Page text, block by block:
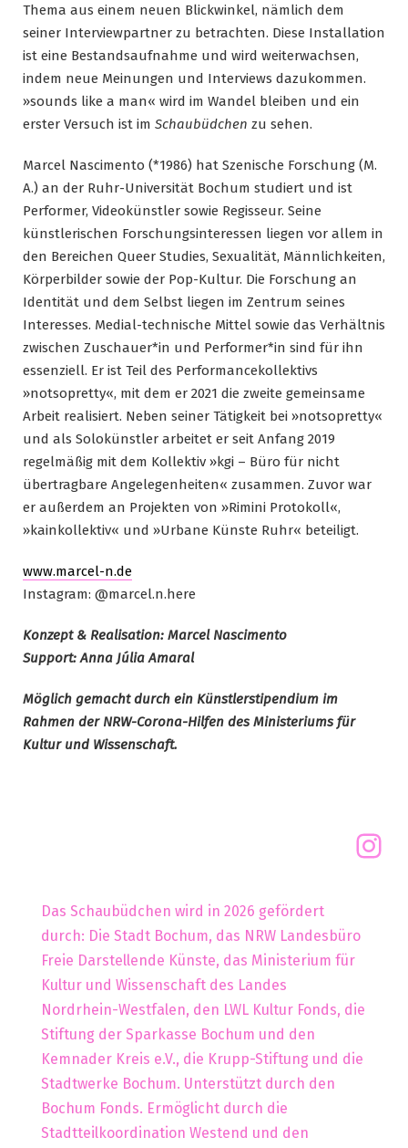
Thema aus einem neuen Blickwinkel, nämlich dem
seiner Interviewpartner zu betrachten. Diese Installation
ist eine Bestandsaufnahme und wird weiterwachsen,
indem neue Meinungen und Interviews dazukommen.
»sounds like a man« wird im Wandel bleiben und ein
erster Versuch ist im Schaubüdchen zu sehen.
Marcel Nascimento (*1986) hat Szenische Forschung (M.
A.) an der Ruhr-Universität Bochum studiert und ist
Performer, Videokünstler sowie Regisseur. Seine
künstlerischen Forschungsinteressen liegen vor allem in
den Bereichen Queer Studies, Sexualität, Männlichkeiten,
Körperbilder sowie der Pop-Kultur. Die Forschung an
Identität und dem Selbst liegen im Zentrum seines
Interesses. Medial-technische Mittel sowie das Verhältnis
zwischen Zuschauer*in und Performer*in sind für ihn
essenziell. Er ist Teil des Performancekollektivs
»notsopretty«, mit dem er 2021 die zweite gemeinsame
Arbeit realisiert. Neben seiner Tätigkeit bei »notsopretty«
und als Solokünstler arbeitet er seit Anfang 2019
regelmäßig mit dem Kollektiv »kgi – Büro für nicht
übertragbare Angelegenheiten« zusammen. Zuvor war
er außerdem an Projekten von »Rimini Protokoll«,
»kainkollektiv« und »Urbane Künste Ruhr« beteiligt.
www.marcel-n.de
Instagram: @marcel.n.here
Konzept & Realisation: Marcel Nascimento
Support: Anna Júlia Amaral
Möglich gemacht durch ein Künstlerstipendium im
Rahmen der NRW-Corona-Hilfen des Ministeriums für
Kultur und Wissenschaft.
Das Schaubüdchen wird in 2026 gefördert
durch: Die Stadt Bochum, das NRW Landesbüro
Freie Darstellende Künste, das Ministerium für
Kultur und Wissenschaft des Landes
Nordrhein-Westfalen, den LWL Kultur Fonds, die
Stiftung der Sparkasse Bochum und den
Kemnader Kreis e.V., die Krupp-Stiftung und die
Stadtwerke Bochum. Unterstützt durch den
Bochum Fonds. Ermöglicht durch die
Stadtteilkoordination Westend und den